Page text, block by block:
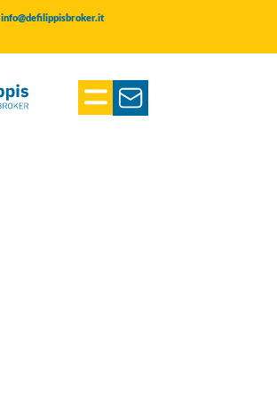
info@defilippisbroker.it